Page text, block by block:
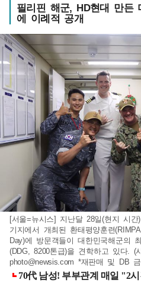
필리핀 해군, HD현대 만든
에 이례적 공개
[서울=뉴시스] 지난달 28일(현지 시
기지에서 개최된 환태평양훈련
Day)에 방문객들이 대한민국해군의
(DDG, 8200톤급)을 견학하고 있다. (
photo@newsis.com *재판매 및 DB 금